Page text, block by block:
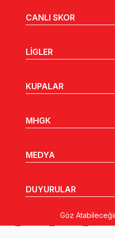
CANLI SKOR
LİGLER
KUPALAR
MHGK
MEDYA
DUYURULAR
Göz